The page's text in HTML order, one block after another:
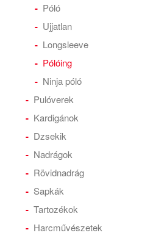
Póló
Ujjatlan
Longsleeve
Pólóing
Ninja póló
Pulóverek
Kardigánok
Dzsekik
Nadrágok
Rövidnadrág
Sapkák
Tartozékok
Harcművészetek